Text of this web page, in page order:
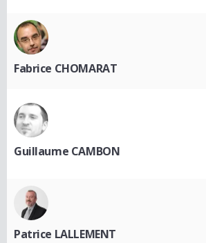
Fabrice CHOMARAT
Guillaume CAMBON
Patrice LALLEMENT